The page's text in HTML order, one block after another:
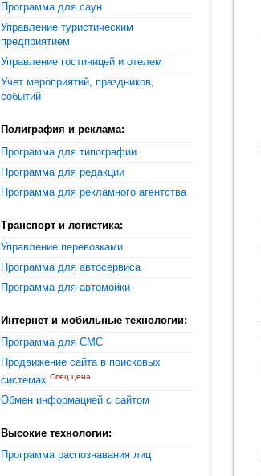
Программа для саун
Управление туристическим
предприятием
Управление гостиницей и отелем
Учет мероприятий, праздников,
событий
Полиграфия и реклама:
Программа для типографии
Программа для редакции
Программа для рекламного агентства
Транспорт и логистика:
Управление перевозками
Программа для автосервиса
Программа для автомойки
Интернет и мобильные технологии:
Программа для СМС
Продвижение сайта в поисковых
системах Спец.цена
Обмен информацией с сайтом
Высокие технологии:
Программа распознавания лиц